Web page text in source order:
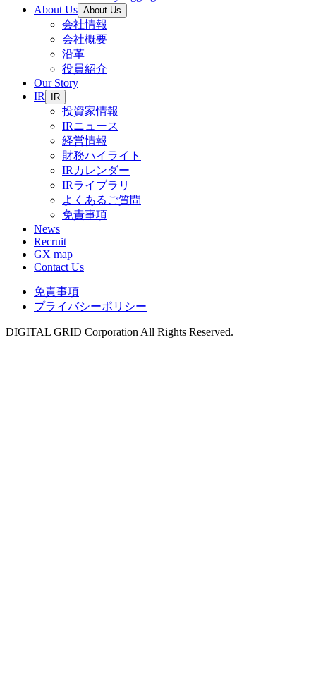
About Us About Us
会社情報
会社概要
沿革
役員紹介
Our Story
IR
IR
投資家情報
IRニュース
経営情報
財務ハイライト
IRカレンダー
IRライブラリ
よくあるご質問
免責事項
News
Recruit
GX map
Contact Us
免責事項
プライバシーポリシー
DIGITAL GRID Corporation All Rights Reserved.